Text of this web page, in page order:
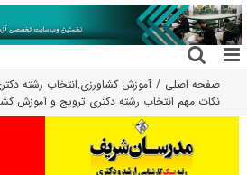
رفتن
به
محتوا
صفحه اصلی آموزش کشاورزی,انتخاب رشته
نکات مهم انتخاب رشته دکتری ترویج و آموزش